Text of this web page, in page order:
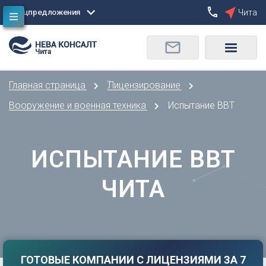
Сбросить
Москва
Санкт-Петербург
Б
Барнаул
О
Орел
Оренбург
Пермь
Саранск
Спецпредложения Чита
Чита
Главная страница
Лицензирование
Вооружение и военная техника
Испытание ВВТ
ИСПЫТАНИЕ ВВТ
ЧИТА
ГОТОВЫЕ КОМПАНИИ С ЛИЦЕНЗИЯМИ ЗА 7